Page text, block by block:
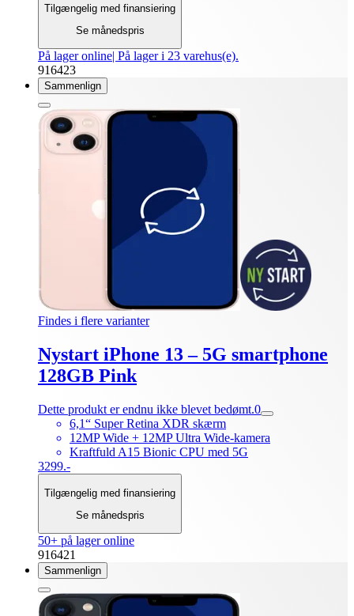
Tilgængelig med finansiering
Se månedspris
På lager online| På lager i 23 varehus(e).
916423
Sammenlign
Findes i flere varianter
Nystart iPhone 13 – 5G smartphone
128GB Pink
Dette produkt er endnu ikke blevet bedømt.0
6,1“ Super Retina XDR skærm
12MP Wide + 12MP Ultra Wide-kamera
Kraftfuld A15 Bionic CPU med 5G
3299.-
Tilgængelig med finansiering
Se månedspris
50+ på lager online
916421
Sammenlign